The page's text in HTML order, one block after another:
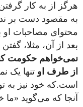
هرگز از به کار
به مقصود دست بر
محتوای مصاحبات او
بعد از آن، مثلا، گفتن
نمی‌خواهم حکومت
از طرف او تنها یک
است.که خود نیز به
آنجا که می‌گوید